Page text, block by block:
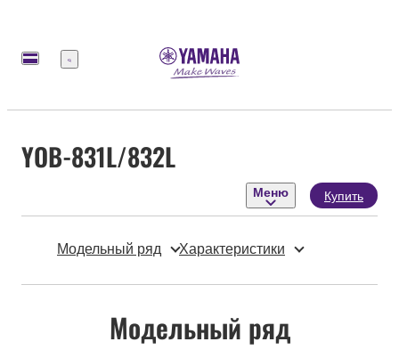
Меню
YOB-831L/832L
Меню Купить
Модельный ряд Характеристики
Модельный ряд